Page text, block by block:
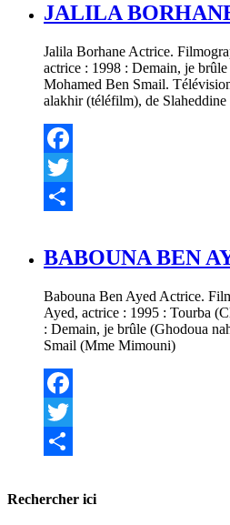
JALILA
Jalila Borhane Actrice.
actrice : 1998 : Demain, je
Mohamed Ben Smail.
alakhir (téléfilm), de
Facebook
Twitter
BABOUNA BEN
Babouna Ben Ayed Actrice.
Ayed, actrice : 1995 : Tourba
: Demain, je brûle (Ghodoua
Smail (Mme Mimouni)
Facebook
Twitter
Rechercher ici